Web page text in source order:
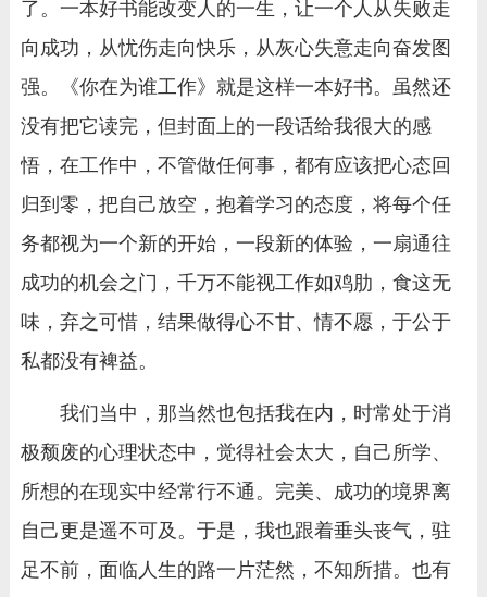
了。一本好书能改变人的一生，让一个人从失败走
向成功，从忧伤走向快乐，从灰心失意走向奋发图
强。《你在为谁工作》就是这样一本好书。虽然还
没有把它读完，但封面上的一段话给我很大的感
悟，在工作中，不管做任何事，都有应该把心态回
归到零，把自己放空，抱着学习的态度，将每个任
务都视为一个新的开始，一段新的体验，一扇通往
成功的机会之门，千万不能视工作如鸡肋，食这无
味，弃之可惜，结果做得心不甘、情不愿，于公于
私都没有裨益。
我们当中，那当然也包括我在内，时常处于消
极颓废的心理状态中，觉得社会太大，自己所学、
所想的在现实中经常行不通。完美、成功的境界离
自己更是遥不可及。于是，我也跟着垂头丧气，驻
足不前，面临人生的路一片茫然，不知所措。也有